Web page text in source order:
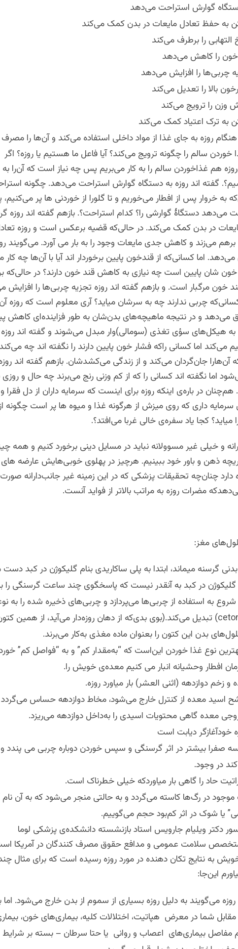
گوارش استراحت‌ می‌دهد
به حفظ تعادل مایعات در بدن کمک‌ می‌کند
التهابی را برطرف می‌کند
خون را کاهش می‌دهد
چربی‌‌ها را افزایش می‌دهد
بالا را تعدیل می‌کند
وزن را ترویج می‌کند
به ترک اعتیاد کمک می‌کند
روزه به جای غذا از مواد داخلی استفاده می‌کند و آن‌ها را
خوردن سالم را چگونه ترویج می‌کند؟ آیا فاعل ما هستیم یا روزه؟ اگر
هم غذاخوردن سالم را به کار می‌بریم پس چه نیاز است که آن‌را به
گفته اند روزه به دستگاه گوارش استراحت‌ می‌دهد. چگونه
به خروار پس از افطار می‌خوریم و تا گلورا از خوردنی ها پر
می‌دهد دستگاۀ گوارشی را؟ کدام استراحت؟. بازهم گفته اند روزه
در بدن کمک‌ می‌کند. در حالی‌که قضیه برعکس است و روزه
برهم می‌زند و کاهش جدی مایعات وجود را به بار می آورد. می‌گویند
اما کسانی‌که از قندخون پایین برخوردار اند آیا با آن‌ها چه کار
خون شان پایین است چه نیازی به کاهش قند خون دارند؟ در حالی‌که
خون مرگبار است. و بازهم گفته اند روزه تجزیه چربی‌‌ها را افزایش
کسانی‌که چربی ندارند چه به سرشان میاید؟ آری معلوم است که روزه
و در نتیجه ماهیچه‌های بدن‌شان به طور فزاینده‌ای کاهش
هیکل‌های سؤی تغذی (سومالی)‌وار مبدل می‌شوند و گفته اند
می‌کند اما کسانی راکه فشار خون پایین دارند را نگفته اند چه
جان‌گردان می‌کند و از زندگی می‌کشدشان. بازهم گفته اند
اما نگفته اند کسانی را که از کم وزنی رنج می‌برند چه حال و روزی
در باره‌ی اینکه روزه برای اینست که سرمایه داران از دل فقرا و
سرمایه داری که روی میزش از هرگونه غذا و میوه ها پر است چگونه
کجا یاد سفره‌ی خالی غربا می‌افتد؟.
و خیلی غیر مسوولانه نباید در مسایل دینی برخورد کنیم و همه
ذهن و باور خود ببینیم. هرچیز در پهلوی خوبی‌هایش عارضه های
دارد چنان‌چه تحقیقات پزشکی که در این زمینه غیر جانب‌دارانه
مضرات روزه به مراتب بالاتر از فواید آنست.
مغز:
گرسنه میماند، ابتدا به پلی ساکاریدی بنام گلیکوژن در کبد دست
گلیکوژن در کبد به آنقدر نیست که پاسخگوی چند ساعت گرسنگی را
به استفاده از چربی‌ها می‌پردازد و چربی‌های ذخیره شده را به
بدن این کتون را بعنوان ماده مغذی به‌کار می‌برند.
نوع غذا خوردن این‌است که “به‌مقدار کم” و به “فواصل کم”
افطار وحشیانه انبار می کنیم معده‌ی خویش را.
زخم دوازدهه (اثنی العشر) بار میاورد روزه.
اسید معده از کنترل خارج می‌شود، مخاط دوازدهه حساس
معده گاهی محتویات اسیدی را به‌داخل دوازدهه می‌ریزد.
خودآغازگر دیابت است
صفرا بیشتر در اثر گرسنگی و سپس خوردن دوباره چربی می پندد و
در وجود.
حاد را گاهی بار میاوردکه خیلی خطرناک است.
موجود در رگ‌ها کاسته می‌گردد و به حالتی منجر می‌شود که به آن
یا شوک در اثر کم‌بود حجم می‌گوییم.
دکتر ویلیام جارویس استاد بازنشسته دانشکده‌ی پزشکی لوما
سلامت عمومی و مدافع حقوق مصرف کنندگان در آمریکا
به نتایج تکان دهنده در مورد روزه رسیده است که برای مثال
این‌جا:
روزه می‌گویند به دلیل روزه بسیاری از سموم از بدن خارج می‌شود. اما
مقابل شما در معرض هپاتیت، اختلالات کلیه، بیماری‌های خون،
مفاصل بیماری‌های اعصاب و روانی یا حتا سرطان – بسته بر شرایط